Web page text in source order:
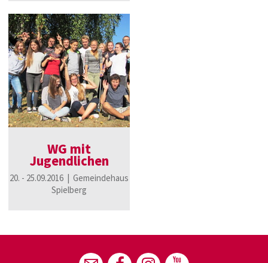
WG mit
Jugendlichen
20. - 25.09.2016 | Gemeindehaus
Spielberg